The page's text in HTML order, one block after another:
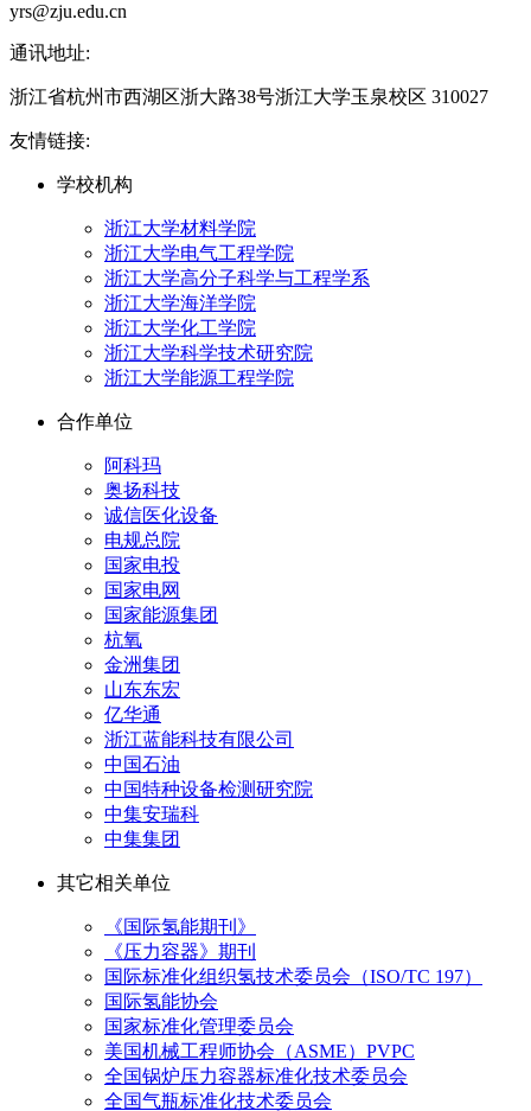
yrs@zju.edu.cn
通讯地址:
浙江省杭州市西湖区浙大路38号浙江大学玉泉校区 310027
友情链接:
学校机构
浙江大学材料学院
浙江大学电气工程学院
浙江大学高分子科学与工程学系
浙江大学海洋学院
浙江大学化工学院
浙江大学科学技术研究院
浙江大学能源工程学院
合作单位
阿科玛
奥扬科技
诚信医化设备
电规总院
国家电投
国家电网
国家能源集团
杭氧
金洲集团
山东东宏
亿华通
浙江蓝能科技有限公司
中国石油
中国特种设备检测研究院
中集安瑞科
中集集团
其它相关单位
《国际氢能期刊》
《压力容器》期刊
国际标准化组织氢技术委员会（ISO/TC 197）
国际氢能协会
国家标准化管理委员会
美国机械工程师协会（ASME）PVPC
全国锅炉压力容器标准化技术委员会
全国气瓶标准化技术委员会